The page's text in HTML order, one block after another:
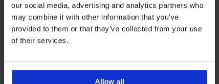
our social media, advertising and analytics partners who
may combine it with other information that you’ve
provided to them or that they’ve collected from your use
of their services.
Allow all
-25 % ALL25
T-Shirt ONLY Moster II
Sale -30%